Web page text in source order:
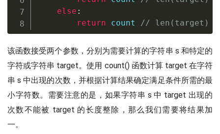
else :
return count // len ( target )
该函数接受两个参数，分别为需要计算的字符串 s 和特定的
字符或字符串 target。使用 count() 函数计算 target 在字符
串 s 中出现的次数，并根据计算结果确定满足条件所需的最
小字符数。需要注意的是，如果字符串 s 中 target 出现的
次数不能被 target 的长度整除，那么我们需要将结果加
一。